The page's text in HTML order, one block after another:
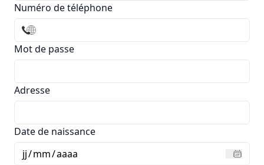
Numéro de téléphone
Mot de passe
Adresse
Date de naissance
jj/mm/aaaa